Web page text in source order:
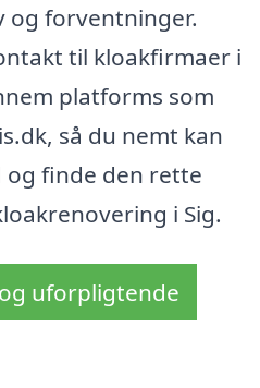
og forventninger.
til kloakfirmaer i
platforms som
så du nemt kan
og finde den rette
i Sig.
uforpligtende